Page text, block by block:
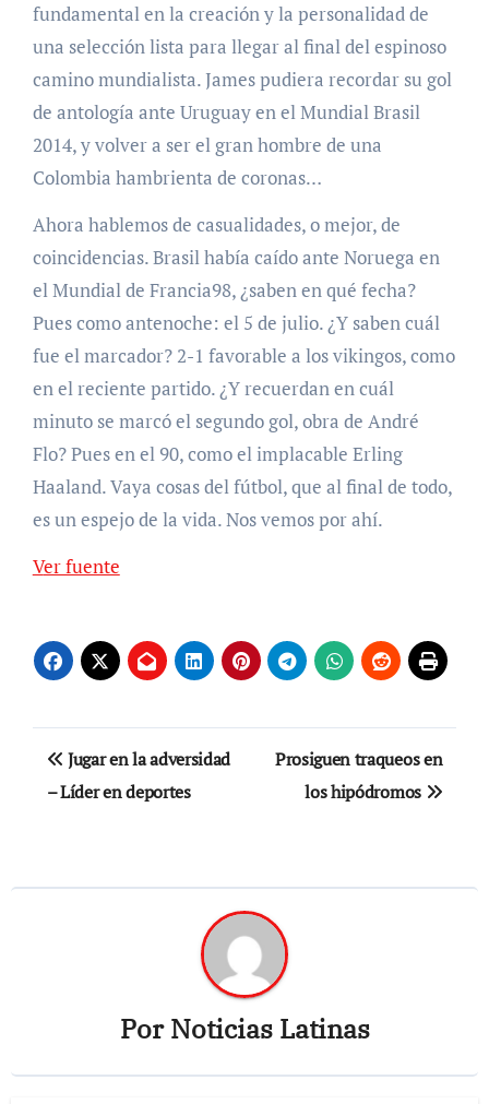
fundamental en la creación y la personalidad de
una selección lista para llegar al final del espinoso
camino mundialista. James pudiera recordar su gol
de antología ante Uruguay en el Mundial Brasil
2014, y volver a ser el gran hombre de una
Colombia hambrienta de coronas…
Ahora hablemos de casualidades, o mejor, de
coincidencias. Brasil había caído ante Noruega en
el Mundial de Francia98, ¿saben en qué fecha?
Pues como antenoche: el 5 de julio. ¿Y saben cuál
fue el marcador? 2-1 favorable a los vikingos, como
en el reciente partido. ¿Y recuerdan en cuál
minuto se marcó el segundo gol, obra de André
Flo? Pues en el 90, como el implacable Erling
Haaland. Vaya cosas del fútbol, que al final de todo,
es un espejo de la vida. Nos vemos por ahí.
Ver fuente
Navegación
de
Jugar en la adversidad
– Líder en deportes
Prosiguen traqueos en
los hipódromos
PorNoticias Latinas